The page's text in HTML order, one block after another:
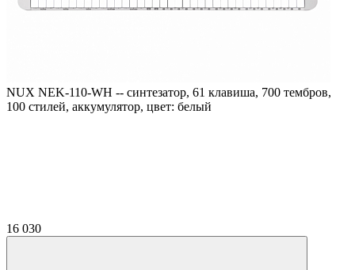
NUX NEK-110-WH -- синтезатор, 61 клавиша, 700 тембров,
100 стилей, аккумулятор, цвет: белый
16 030